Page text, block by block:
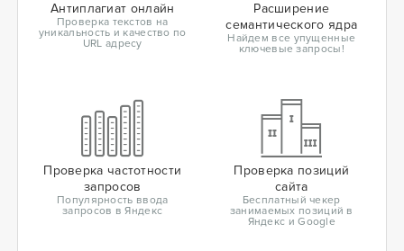
Антиплагиат онлайн
Проверка текстов на
уникальность и качество по
URL адресу
Расширение
семантического ядра
Найдем все упущенные
ключевые запросы!
Проверка частотности
запросов
Популярность ввода
запросов в Яндекс
Проверка позиций
сайта
Бесплатный чекер
занимаемых позиций в
Яндекс и Google